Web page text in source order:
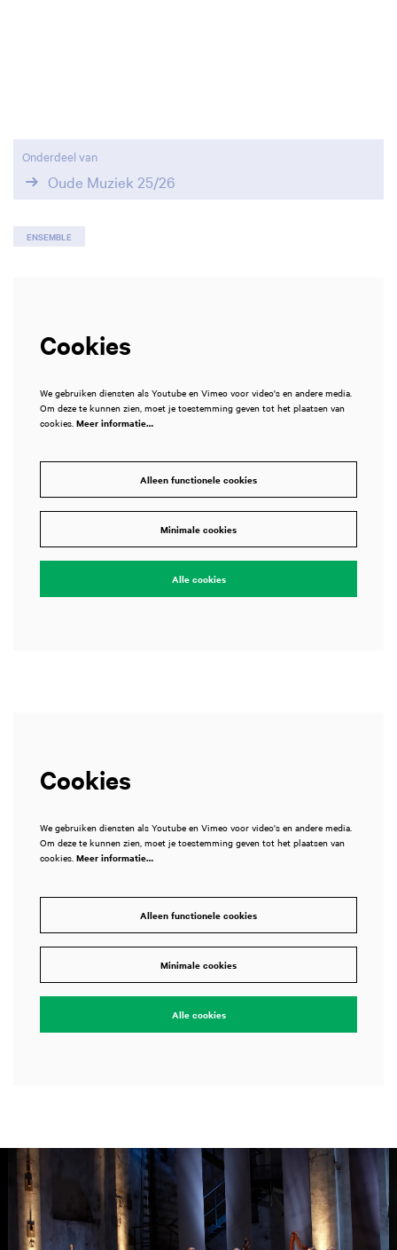
Onderdeel van
Oude Muziek 25/26
ENSEMBLE
Cookies
We gebruiken diensten als Youtube en Vimeo voor video's en andere media.
Om deze te kunnen zien, moet je toestemming geven tot het plaatsen van
cookies. Meer informatie…
Alleen functionele cookies
Minimale cookies
Alle cookies
Cookies
We gebruiken diensten als Youtube en Vimeo voor video's en andere media.
Om deze te kunnen zien, moet je toestemming geven tot het plaatsen van
cookies. Meer informatie…
Alleen functionele cookies
Minimale cookies
Alle cookies
Overslaan
Inzoomen